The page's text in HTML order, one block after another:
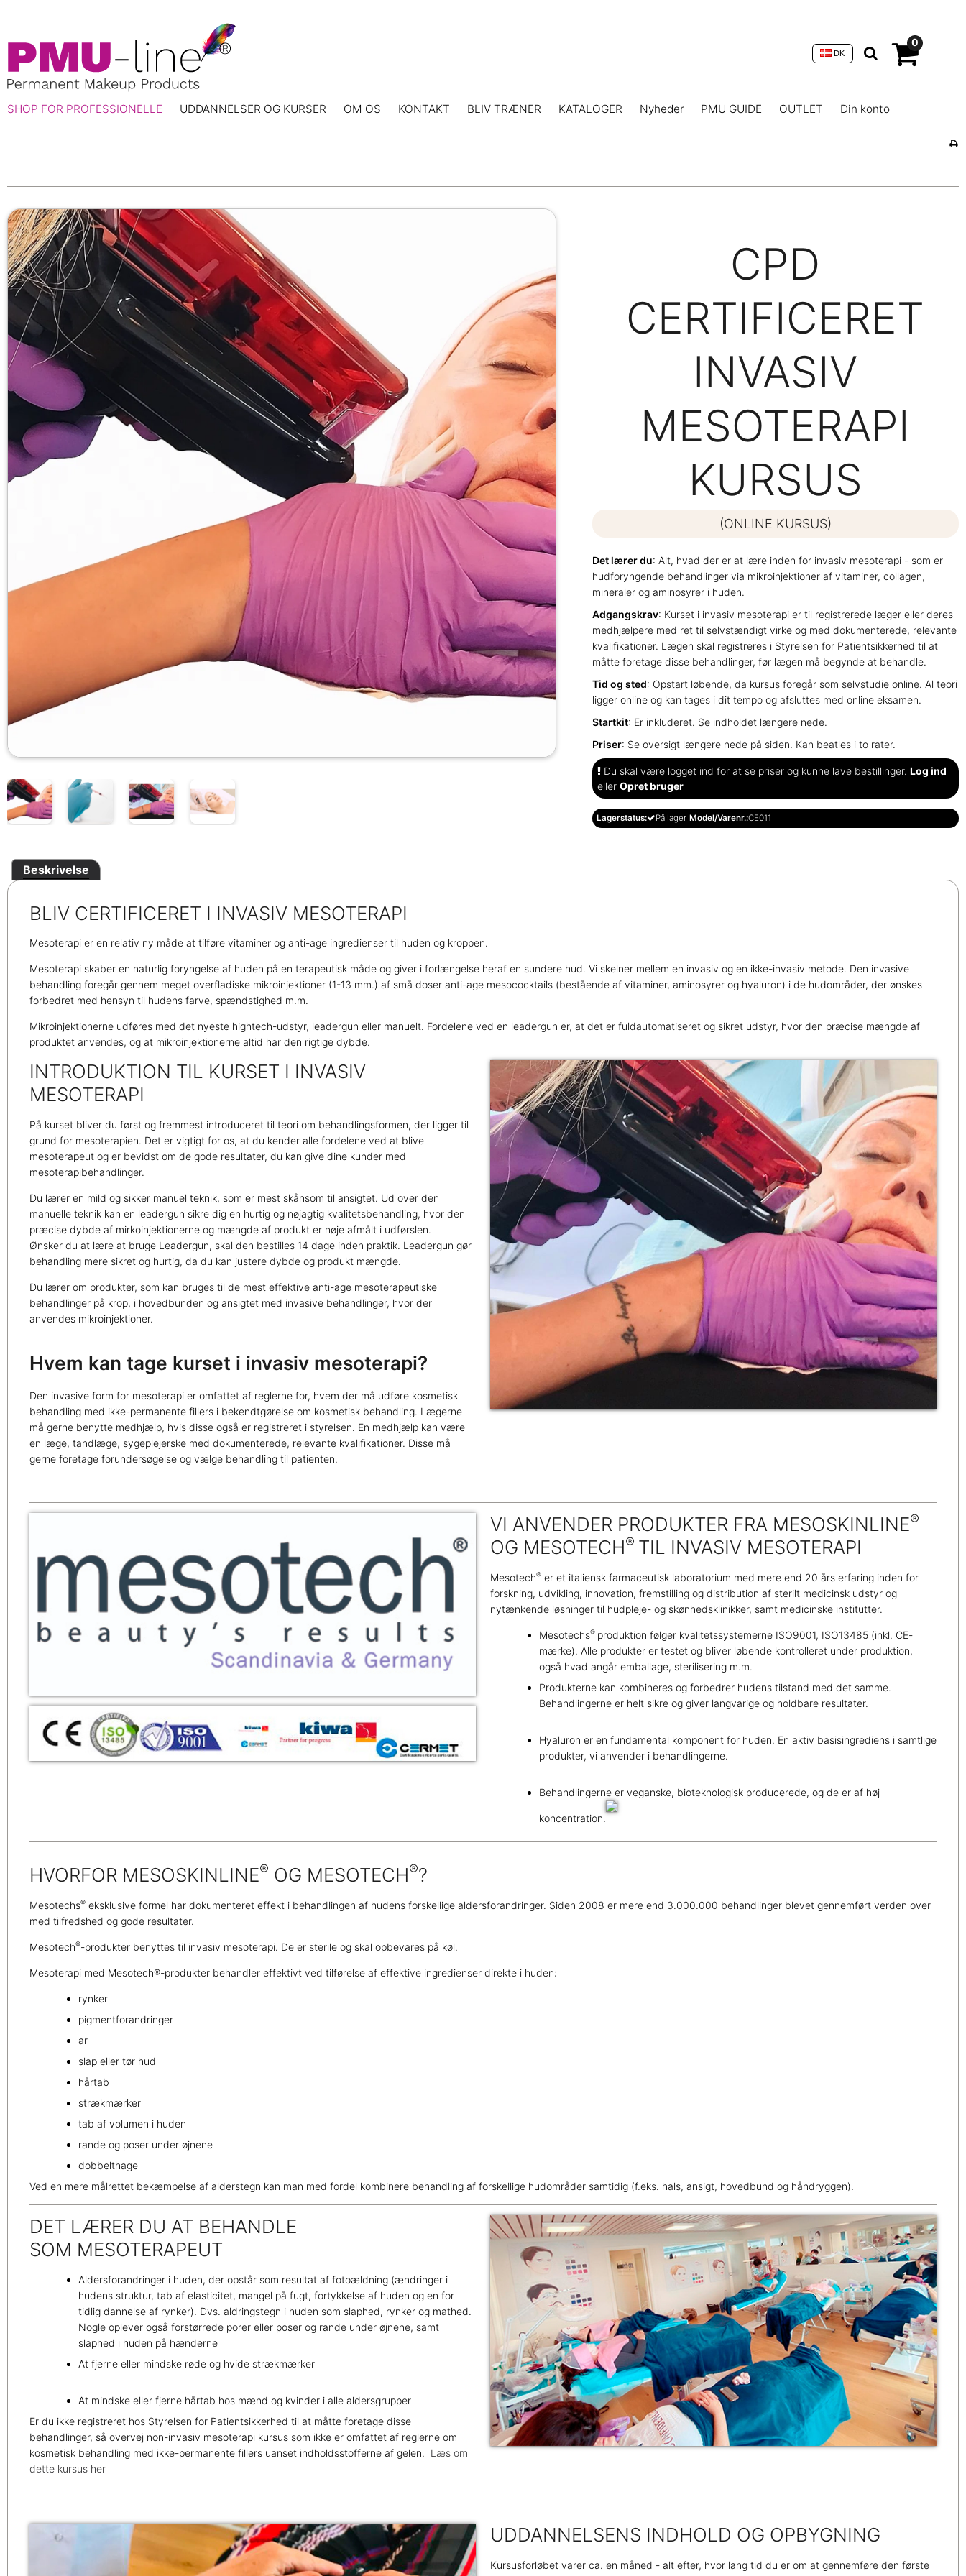
0
DK
SHOP FOR PROFESSIONELLE UDDANNELSER OG KURSER OM OS KONTAKT BLIV TRÆNER KATALOGER Nyheder PMU GUIDE OUTLET Din konto
CPD
CERTIFICERET
INVASIV
MESOTERAPI
KURSUS
(ONLINE KURSUS)
Det lærer du: Alt, hvad der er at lære inden for invasiv mesoterapi - som er
hudforyngende behandlinger via mikroinjektioner af vitaminer, collagen,
mineraler og aminosyrer i huden.
Adgangskrav: Kurset i invasiv mesoterapi er til registrerede læger eller deres
medhjælpere med ret til selvstændigt virke og med dokumenterede, relevante
kvalifikationer. Lægen skal registreres i Styrelsen for Patientsikkerhed til at
måtte foretage disse behandlinger, før lægen må begynde at behandle.
Tid og sted: Opstart løbende, da kursus foregår som selvstudie online. Al teori
ligger online og kan tages i dit tempo og afsluttes med online eksamen.
Startkit: Er inkluderet. Se indholdet længere nede.
Priser: Se oversigt længere nede på siden. Kan beatles i to rater.
Du skal være logget ind for at se priser og kunne lave bestillinger. Log ind
eller Opret bruger
Lagerstatus: På lager Model/Varenr.:CE011
Beskrivelse
BLIV CERTIFICERET I INVASIV MESOTERAPI
Mesoterapi er en relativ ny måde at tilføre vitaminer og anti-age ingredienser til huden og kroppen.
Mesoterapi skaber en naturlig foryngelse af huden på en terapeutisk måde og giver i forlængelse heraf en sundere hud. Vi skelner mellem en invasiv og en ikke-invasiv metode. Den invasive
behandling foregår gennem meget overfladiske mikroinjektioner (1-13 mm.) af små doser anti-age mesococktails (bestående af vitaminer, aminosyrer og hyaluron) i de hudområder, der ønskes
forbedret med hensyn til hudens farve, spændstighed m.m.
Mikroinjektionerne udføres med det nyeste hightech-udstyr, leadergun eller manuelt. Fordelene ved en leadergun er, at det er fuldautomatiseret og sikret udstyr, hvor den præcise mængde af
produktet anvendes, og at mikroinjektionerne altid har den rigtige dybde.
INTRODUKTION TIL KURSET I INVASIV
MESOTERAPI
På kurset bliver du først og fremmest introduceret til teori om behandlingsformen, der ligger til
grund for mesoterapien. Det er vigtigt for os, at du kender alle fordelene ved at blive
mesoterapeut og er bevidst om de gode resultater, du kan give dine kunder med
mesoterapibehandlinger.
Du lærer en mild og sikker manuel teknik, som er mest skånsom til ansigtet. Ud over den
manuelle teknik kan en leadergun sikre dig en hurtig og nøjagtig kvalitetsbehandling, hvor den
præcise dybde af mirkoinjektionerne og mængde af produkt er nøje afmålt i udførslen.
Ønsker du at lære at bruge Leadergun, skal den bestilles 14 dage inden praktik. Leadergun gør
behandling mere sikret og hurtig, da du kan justere dybde og produkt mængde.
Du lærer om produkter, som kan bruges til de mest effektive anti-age mesoterapeutiske
behandlinger på krop, i hovedbunden og ansigtet med invasive behandlinger, hvor der
anvendes mikroinjektioner.
Hvem kan tage kurset i invasiv mesoterapi?
Den invasive form for mesoterapi er omfattet af reglerne for, hvem der må udføre kosmetisk
behandling med ikke-permanente fillers i bekendtgørelse om kosmetisk behandling. Lægerne
må gerne benytte medhjælp, hvis disse også er registreret i styrelsen. En medhjælp kan være
en læge, tandlæge, sygeplejerske med dokumenterede, relevante kvalifikationer. Disse må
gerne foretage forundersøgelse og vælge behandling til patienten.
VI ANVENDER PRODUKTER FRA MESOSKINLINE®
OG MESOTECH® TIL INVASIV MESOTERAPI
Mesotech® er et italiensk farmaceutisk laboratorium med mere end 20 års erfaring inden for
forskning, udvikling, innovation, fremstilling og distribution af sterilt medicinsk udstyr og
nytænkende løsninger til hudpleje- og skønhedsklinikker, samt medicinske institutter.
Mesotechs® produktion følger kvalitetssystemerne ISO9001, ISO13485 (inkl. CE-
mærke). Alle produkter er testet og bliver løbende kontrolleret under produktion,
også hvad angår emballage, sterilisering m.m.
Produkterne kan kombineres og forbedrer hudens tilstand med det samme.
Behandlingerne er helt sikre og giver langvarige og holdbare resultater.
Hyaluron er en fundamental komponent for huden. En aktiv basisingrediens i samtlige
produkter, vi anvender i behandlingerne.
Behandlingerne er veganske, bioteknologisk producerede, og de er af høj
koncentration.
HVORFOR MESOSKINLINE® OG MESOTECH®?
Mesotechs® eksklusive formel har dokumenteret effekt i behandlingen af hudens forskellige aldersforandringer. Siden 2008 er mere end 3.000.000 behandlinger blevet gennemført verden over
med tilfredshed og gode resultater.
Mesotech®-produkter benyttes til invasiv mesoterapi. De er sterile og skal opbevares på køl.
Mesoterapi med Mesotech®-produkter behandler effektivt ved tilførelse af effektive ingredienser direkte i huden:
rynker
pigmentforandringer
ar
slap eller tør hud
hårtab
strækmærker
tab af volumen i huden
rande og poser under øjnene
dobbelthage
Ved en mere målrettet bekæmpelse af alderstegn kan man med fordel kombinere behandling af forskellige hudområder samtidig (f.eks. hals, ansigt, hovedbund og håndryggen).
DET LÆRER DU AT BEHANDLE
SOM MESOTERAPEUT
Aldersforandringer i huden, der opstår som resultat af fotoældning (ændringer i
hudens struktur, tab af elasticitet, mangel på fugt, fortykkelse af huden og en for
tidlig dannelse af rynker). Dvs. aldringstegn i huden som slaphed, rynker og mathed.
Nogle oplever også forstørrede porer eller poser og rande under øjnene, samt
slaphed i huden på hænderne
At fjerne eller mindske røde og hvide strækmærker
At mindske eller fjerne hårtab hos mænd og kvinder i alle aldersgrupper
Er du ikke registreret hos Styrelsen for Patientsikkerhed til at måtte foretage disse
behandlinger, så overvej non-invasiv mesoterapi kursus som ikke er omfattet af reglerne om
kosmetisk behandling med ikke-permanente fillers uanset indholdsstofferne af gelen. Læs om
dette kursus her
UDDANNELSENS INDHOLD OG OPBYGNING
Kursusforløbet varer ca. en måned - alt efter, hvor lang tid du er om at gennemføre den første